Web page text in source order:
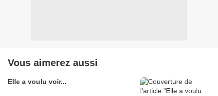
Vous aimerez aussi
Elle a voulu voir...